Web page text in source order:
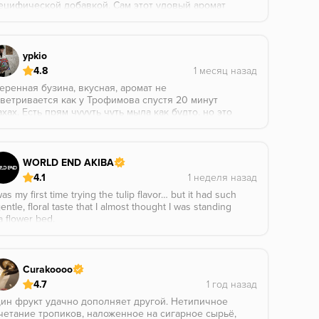
добавкой. Сам этот удовый аромат
ypkio
4.8
бузина, вкусная, аромат не
как у Трофимова спустя 20 минут
Есть прям чуууть чуть мыла как будто, но это
WORLD END AKIBA
4.1
my first time trying the tulip flavor… but it had such
floral taste that I almost thought I was standing
flower bed.
Curakoooo
4.7
фрукт удачно дополняет другой. Нетипичное
тропиков, наложенное на сигарное сырьё,